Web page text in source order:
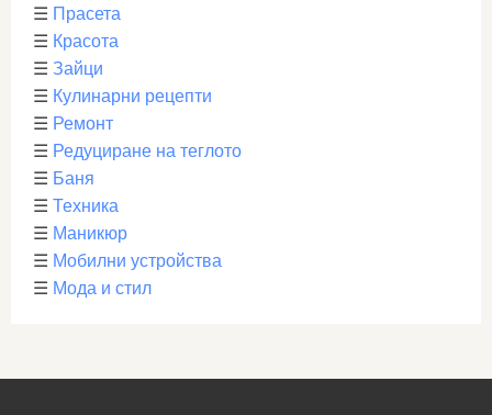
☰ Прасета
☰ Красота
☰ Зайци
☰ Кулинарни рецепти
☰ Ремонт
☰ Редуциране на теглото
☰ Баня
☰ Техника
☰ Маникюр
☰ Мобилни устройства
☰ Мода и стил